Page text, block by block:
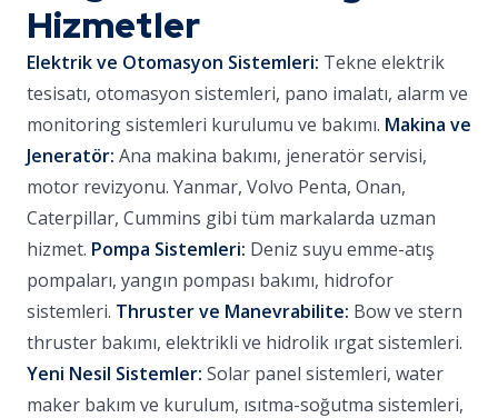
Hizmetler
Elektrik ve Otomasyon Sistemleri: Tekne elektrik
tesisatı, otomasyon sistemleri, pano imalatı, alarm ve
monitoring sistemleri kurulumu ve bakımı. Makina ve
Jeneratör: Ana makina bakımı, jeneratör servisi,
motor revizyonu. Yanmar, Volvo Penta, Onan,
Caterpillar, Cummins gibi tüm markalarda uzman
hizmet. Pompa Sistemleri: Deniz suyu emme-atış
pompaları, yangın pompası bakımı, hidrofor
sistemleri. Thruster ve Manevrabilite: Bow ve stern
thruster bakımı, elektrikli ve hidrolik ırgat sistemleri.
Yeni Nesil Sistemler: Solar panel sistemleri, water
maker bakım ve kurulum, ısıtma-soğutma sistemleri,